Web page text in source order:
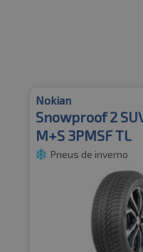
Nokian
Snowproof 2
M+S 3PMSF TL
Pneus de inverno